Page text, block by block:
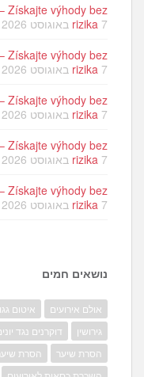
Získajte výhody bez
rizika 7 באוגוסט 2026
Získajte výhody bez
rizika 7 באוגוסט 2026
Získajte výhody bez
rizika 7 באוגוסט 2026
Získajte výhody bez
rizika 7 באוגוסט 2026
Získajte výhody bez
rizika 7 באוגוסט 2026
נושאים חמים
אולם אירועים איטום
גירושין
דוקרנים נגד
הסרת שיער
הסרת